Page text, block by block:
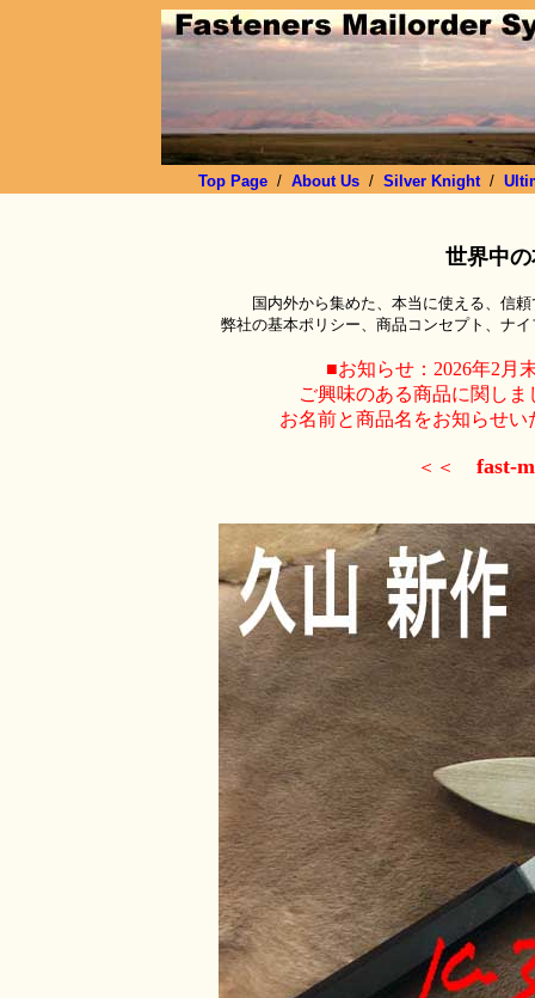
世界中
国内外から集めた、本当に使える、信
弊社の基本ポリシー、商品コンセプト、ナ
■お知らせ：2026年2月
ご興味のある商品に関し
お名前と商品名をお知らせ
＜＜ fast-
Top Page/ About Us/ Silver Knight/